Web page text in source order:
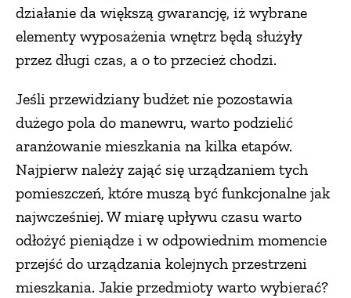
działanie da większą gwarancję, iż wybrane
elementy wyposażenia wnętrz będą służyły
przez długi czas, a o to przecież chodzi.
Jeśli przewidziany budżet nie pozostawia
dużego pola do manewru, warto podzielić
aranżowanie mieszkania na kilka etapów.
Najpierw należy zająć się urządzaniem tych
pomieszczeń, które muszą być funkcjonalne jak
najwcześniej. W miarę upływu czasu warto
odłożyć pieniądze i w odpowiednim momencie
przejść do urządzania kolejnych przestrzeni
mieszkania. Jakie przedmioty warto wybierać?